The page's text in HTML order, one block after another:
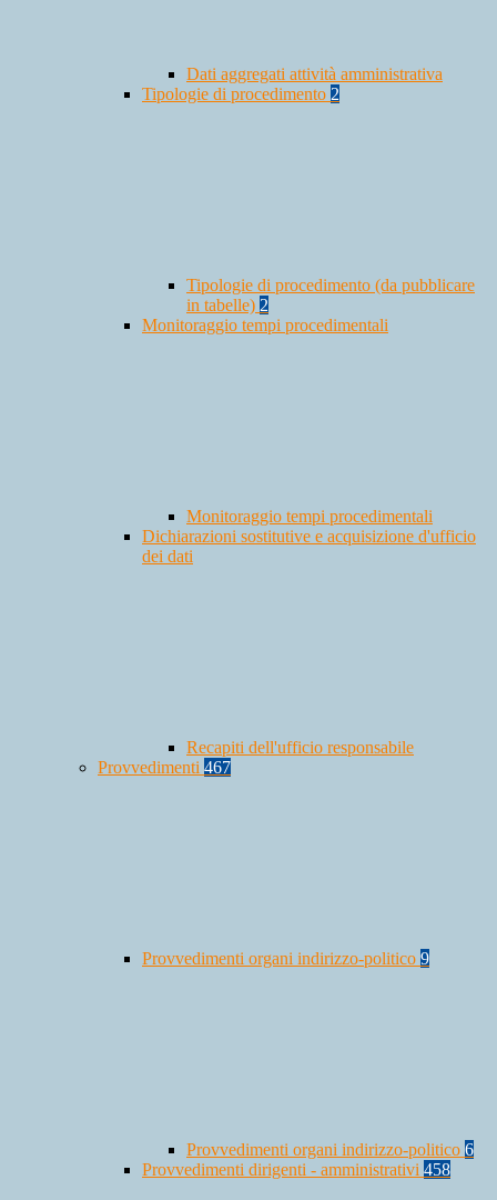
Dati aggregati attività amministrativa
Tipologie di procedimento 2
Tipologie di procedimento (da pubblicare
in tabelle) 2
Monitoraggio tempi procedimentali
Monitoraggio tempi procedimentali
Dichiarazioni sostitutive e acquisizione d'ufficio
dei dati
Recapiti dell'ufficio responsabile
Provvedimenti 467
Provvedimenti organi indirizzo-politico 9
Provvedimenti organi indirizzo-politico 6
Provvedimenti dirigenti - amministrativi 458